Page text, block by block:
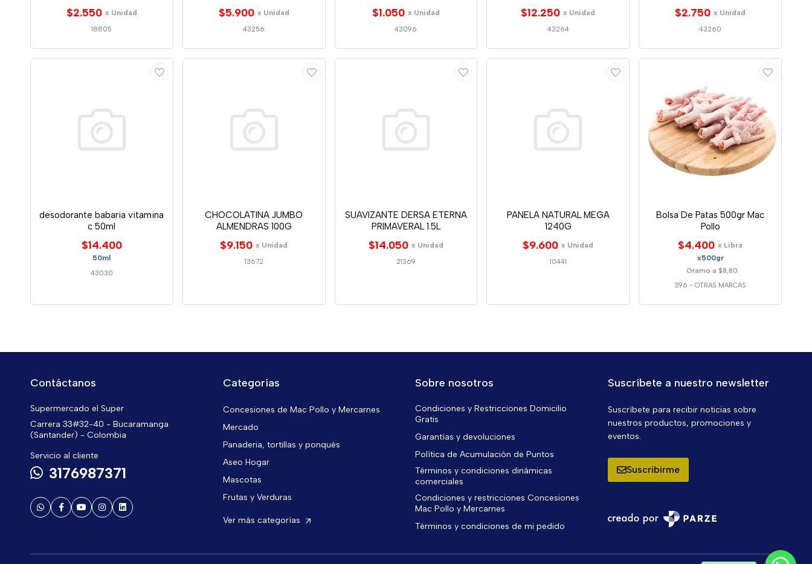
$2.550 x Unidad
18805
$5.900 x Unidad
43256
$1.050 x Unidad
43096
$12.250 x Unidad
43264
$2.750 x Unidad
43260
desodorante babaria vitamina
c 50ml
$14.400
50ml
43030
CHOCOLATINA JUMBO
ALMENDRAS 100G
$9.150 x Unidad
13672
SUAVIZANTE DERSA ETERNA
PRIMAVERAL 1.5L
$14.050 x Unidad
21369
PANELA NATURAL MEGA
1240G
$9.600 x Unidad
10441
Bolsa De Patas 500gr Mac
Pollo
$4.400 x Libra
x500gr
Gramo a $8,80
396 -OTRAS MARCAS
Contáctanos
Supermercado el Super
Carrera 33#32-40 - Bucaramanga
(Santander) - Colombia
Servicio al cliente
3176987371
Categorías
Concesiones de Mac Pollo y Mercarnes
Mercado
Panaderia, tortillas y ponqués
Aseo Hogar
Mascotas
Frutas y Verduras
Ver más categorías
Sobre nosotros
Condiciones y Restricciones Domicilio
Gratis
Garantías y devoluciones
Política de Acumulación de Puntos
Términos y condiciones dinámicas
comerciales
Condiciones y restricciones Concesiones
Mac Pollo y Mercarnes
Términos y condiciones de mi pedido
Suscríbete a nuestro newsletter
Suscríbete para recibir noticias sobre
nuestros productos, promociones y
eventos.
Suscribirme